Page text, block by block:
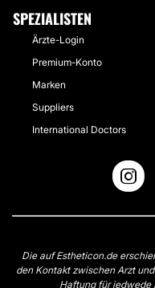
SPEZIALISTEN
Ärzte-Login
Premium-Konto
Marken
Suppliers
International Doctors
Die auf Estheticon.de
den Kontakt zwischen Arzt
Haftung für jedwede